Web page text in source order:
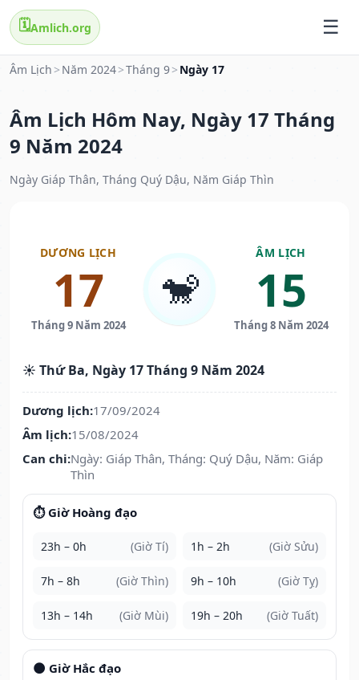
🗓️Amlich.org
Âm Lịch > Năm 2024>Tháng 9> Ngày 17
Âm Lịch Hôm Nay, Ngày 17 Tháng
9 Năm 2024
Ngày Giáp Thân, Tháng Quý Dậu, Năm Giáp Thìn
DƯƠNG LỊCH
17
Tháng 9 Năm 2024
🐒
ÂM LỊCH
15
Tháng 8 Năm 2024
☀️ Thứ Ba, Ngày 17 Tháng 9 Năm 2024
Dương lịch:17/09/2024
Âm lịch:15/08/2024
Can chi:Ngày: Giáp Thân, Tháng: Quý Dậu, Năm: Giáp
Thìn
⏱️ Giờ Hoàng đạo
23h – 0h (Giờ Tí) 1h – 2h (Giờ Sửu)
7h – 8h (Giờ Thìn) 9h – 10h (Giờ Tỵ)
13h – 14h (Giờ Mùi) 19h – 20h (Giờ Tuất)
🌑 Giờ Hắc đạo